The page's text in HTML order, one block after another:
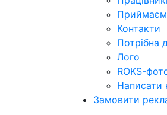
Контакти
Потрібна
Лого
ROKS-
Написати
Замовити